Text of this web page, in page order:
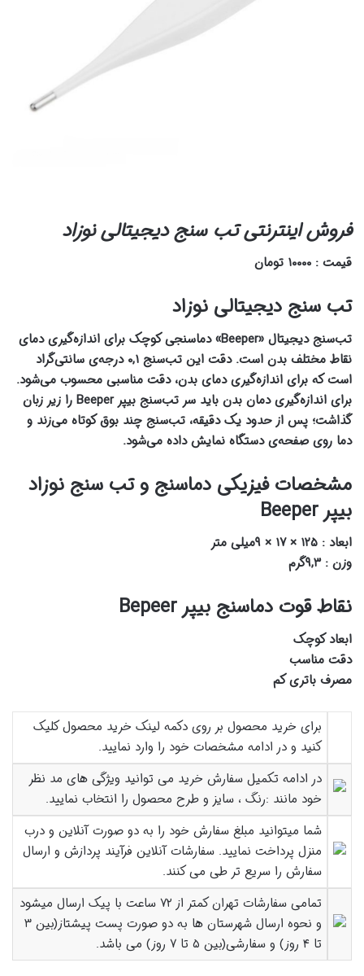
فروش اینترنتی تب سنج دیجیتالی نوزاد
قیمت : ۱۰۰۰۰ تومان
تب سنج دیجیتالی نوزاد
تب‌‌‌سنج دیجیتال «Beeper» دماسنجی کوچک برای اندازه‌گیری دمای
نقاط مختلف بدن است. دقت این تب‌‌‌سنج ۰,۱ درجه‌ی سانتی‌گراد
است که برای اندازه‌گیری دمای بدن، دقت مناسبی محسوب می‌شود.
برای اندازه‌گیری دمان بدن باید سر تب‌سنج بیپر Beeper را زیر زبان
گذاشت؛ پس از حدود یک دقیقه، تب‌سنج چند بوق کوتاه می‌زند و
دما روی صفحه‌ی دستگاه نمایش داده می‌شود.
مشخصات فیزیکی دماسنج و تب سنج نوزاد
بیپر Beeper
ابعاد : ۱۲۵ × ۱۷ × ۹میلی متر
وزن : ۹,۳گرم
نقاط قوت دماسنج بیپر Bepeer
ابعاد کوچک
دقت مناسب
مصرف باتری کم
برای خرید محصول بر روی دکمه لینک خرید محصول کلیک
کنید و در ادامه مشخصات خود را وارد نمایید.
در ادامه تکمیل سفارش خرید می توانید ویژگی های مد نظر
خود مانند :رنگ ، سایز و طرح محصول را انتخاب نمایید.
شما میتوانید مبلغ سفارش خود را به دو صورت آنلاین و درب
منزل پرداخت نمایید. سفارشات آنلاین فرآیند پردازش و ارسال
سفارش را سریع تر طی می کنند.
تمامی سفارشات تهران کمتر از ۷۲ ساعت با پیک ارسال میشود
و نحوه ارسال شهرستان ها به دو صورت پست پیشتاز(بین ۳
تا ۴ روز) و سفارشی(بین ۵ تا ۷ روز) می باشد.